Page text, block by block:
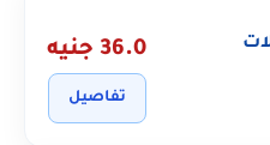
36.0 جنيه
تفاصيل